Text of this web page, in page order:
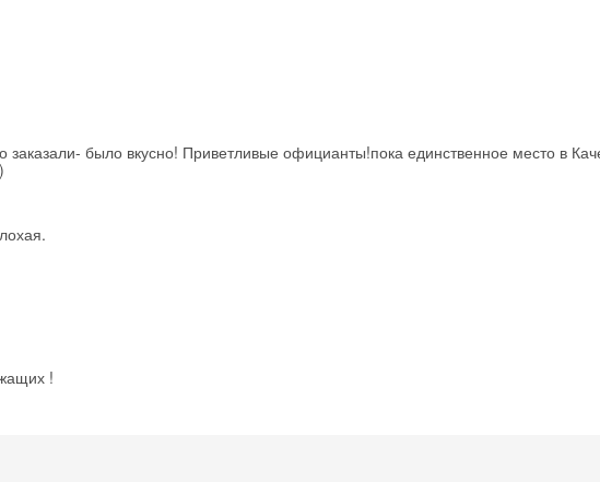
было вкусно! Приветливые официанты!пока единственное место в
!